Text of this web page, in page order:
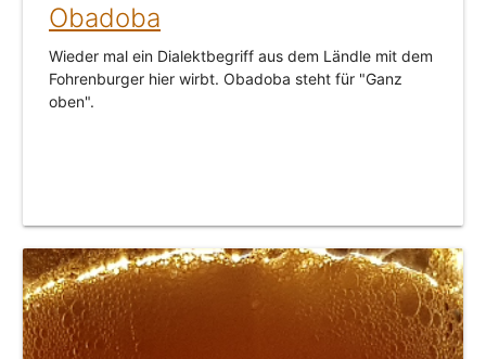
Obadoba
Wieder mal ein Dialektbegriff aus dem Ländle mit dem
Fohrenburger hier wirbt. Obadoba steht für "Ganz
oben".